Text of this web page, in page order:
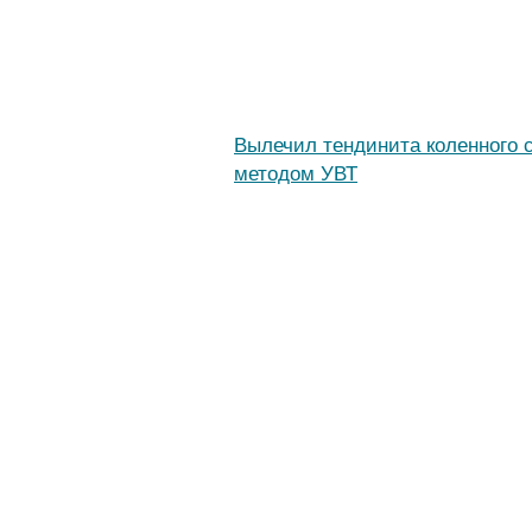
Вылечил тендинита коленного
методом УВТ